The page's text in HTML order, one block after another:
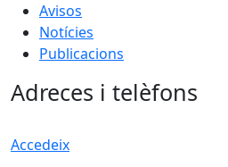
Avisos
Notícies
Publicacions
Adreces i telèfons
Accedeix